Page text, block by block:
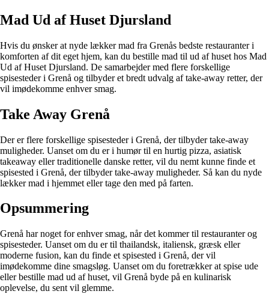
Mad Ud af Huset Djursland
Hvis du ønsker at nyde lækker mad fra Grenås bedste restauranter i
komforten af dit eget hjem, kan du bestille mad til ud af huset hos Mad
Ud af Huset Djursland. De samarbejder med flere forskellige
spisesteder i Grenå og tilbyder et bredt udvalg af take-away retter, der
vil imødekomme enhver smag.
Take Away Grenå
Der er flere forskellige spisesteder i Grenå, der tilbyder take-away
muligheder. Uanset om du er i humør til en hurtig pizza, asiatisk
takeaway eller traditionelle danske retter, vil du nemt kunne finde et
spisested i Grenå, der tilbyder take-away muligheder. Så kan du nyde
lækker mad i hjemmet eller tage den med på farten.
Opsummering
Grenå har noget for enhver smag, når det kommer til restauranter og
spisesteder. Uanset om du er til thailandsk, italiensk, græsk eller
moderne fusion, kan du finde et spisested i Grenå, der vil
imødekomme dine smagsløg. Uanset om du foretrækker at spise ude
eller bestille mad ud af huset, vil Grenå byde på en kulinarisk
oplevelse, du sent vil glemme.